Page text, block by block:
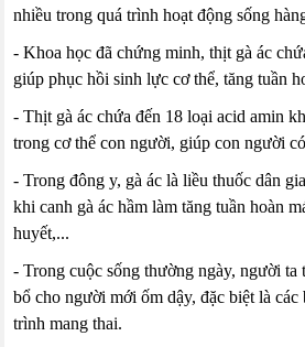
nhiều trong quá trình hoạt động sống
- Khoa học đã chứng minh, thịt gà ác
giúp phục hồi sinh lực cơ thể, tăng tuần
- Thịt gà ác chứa đến 18 loại acid amin
trong cơ thể con người, giúp con người
- Trong đông y, gà ác là liều thuốc dân
khi canh gà ác hầm làm tăng tuần hoàn
huyết,...
- Trong cuộc sống thường ngày, người ta
bổ cho người mới ốm dậy, đặc biệt là các
trình mang thai.